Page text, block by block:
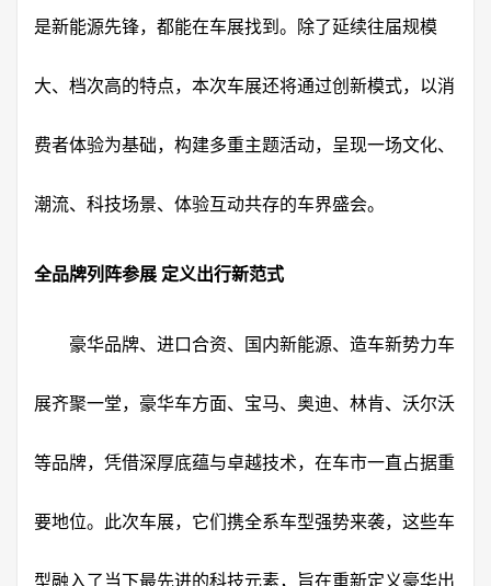
是新能源先锋，都能在车展找到。除了延续往届规模
大、档次高的特点，本次车展还将通过创新模式，以消
费者体验为基础，构建多重主题活动，呈现一场文化、
潮流、科技场景、体验互动共存的车界盛会。
全品牌列阵参展 定义出行新范式
豪华品牌、进口合资、国内新能源、造车新势力车
展齐聚一堂，豪华车方面、宝马、奥迪、林肯、沃尔沃
等品牌，凭借深厚底蕴与卓越技术，在车市一直占据重
要地位。此次车展，它们携全系车型强势来袭，这些车
型融入了当下最先进的科技元素，旨在重新定义豪华出